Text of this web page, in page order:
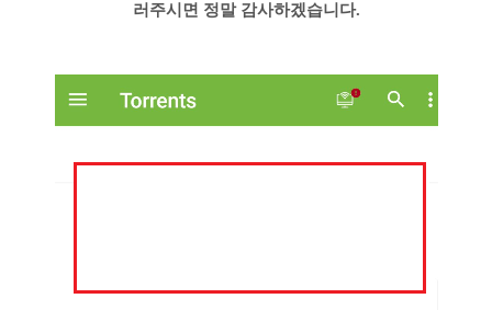
러주시면 정말 감사하겠습니다.